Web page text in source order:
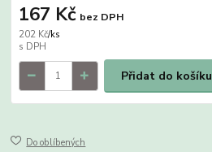
202 Kč/ks
167 Kč bez DPH
Přidat do košíku
Do oblíbených